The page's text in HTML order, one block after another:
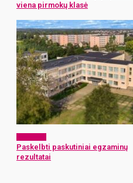
viena pirmokų klasė
Paskelbti paskutiniai egzaminų
rezultatai